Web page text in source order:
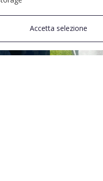
Accetta selezione